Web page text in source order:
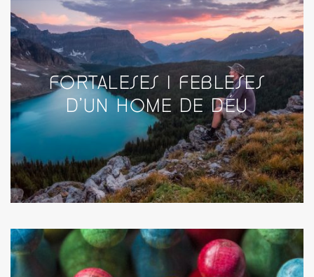
FORTALESES I FEBLESES
D’UN HOME DE DÉU